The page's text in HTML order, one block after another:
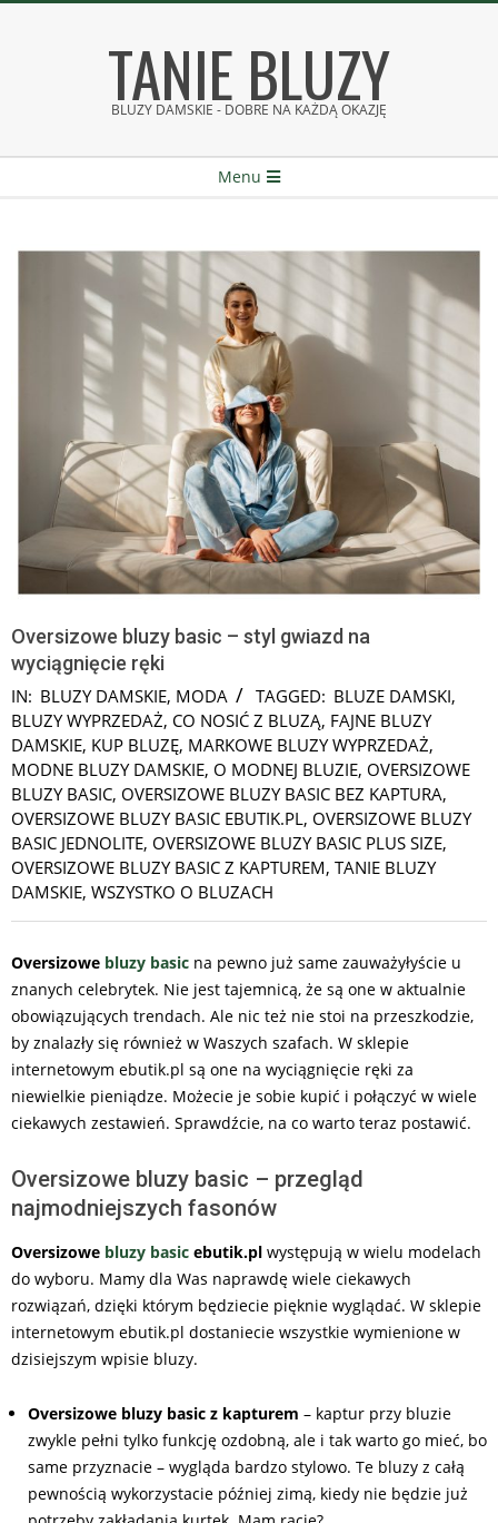
TANIE BLUZY
BLUZY DAMSKIE - DOBRE NA KAŻDĄ OKAZJĘ
Menu
Oversizowe bluzy basic – styl gwiazd na
wyciągnięcie ręki
IN: BLUZY DAMSKIE, MODA TAGGED: BLUZE DAMSKI,
BLUZY WYPRZEDAŻ, CO NOSIĆ Z BLUZĄ, FAJNE BLUZY
DAMSKIE, KUP BLUZĘ, MARKOWE BLUZY WYPRZEDAŻ,
MODNE BLUZY DAMSKIE, O MODNEJ BLUZIE, OVERSIZOWE
BLUZY BASIC, OVERSIZOWE BLUZY BASIC BEZ KAPTURA,
OVERSIZOWE BLUZY BASIC EBUTIK.PL, OVERSIZOWE BLUZY
BASIC JEDNOLITE, OVERSIZOWE BLUZY BASIC PLUS SIZE,
OVERSIZOWE BLUZY BASIC Z KAPTUREM, TANIE BLUZY
DAMSKIE, WSZYSTKO O BLUZACH
Oversizowe bluzy basic na pewno już same zauważyłyście u
znanych celebrytek. Nie jest tajemnicą, że są one w aktualnie
obowiązujących trendach. Ale nic też nie stoi na przeszkodzie,
by znalazły się również w Waszych szafach. W sklepie
internetowym ebutik.pl są one na wyciągnięcie ręki za
niewielkie pieniądze. Możecie je sobie kupić i połączyć w wiele
ciekawych zestawień. Sprawdźcie, na co warto teraz postawić.
Oversizowe bluzy basic – przegląd
najmodniejszych fasonów
Oversizowe bluzy basic ebutik.pl występują w wielu modelach
do wyboru. Mamy dla Was naprawdę wiele ciekawych
rozwiązań, dzięki którym będziecie pięknie wyglądać. W sklepie
internetowym ebutik.pl dostaniecie wszystkie wymienione w
dzisiejszym wpisie bluzy.
Oversizowe bluzy basic z kapturem – kaptur przy bluzie
zwykle pełni tylko funkcję ozdobną, ale i tak warto go mieć, bo
same przyznacie – wygląda bardzo stylowo. Te bluzy z całą
pewnością wykorzystacie później zimą, kiedy nie będzie już